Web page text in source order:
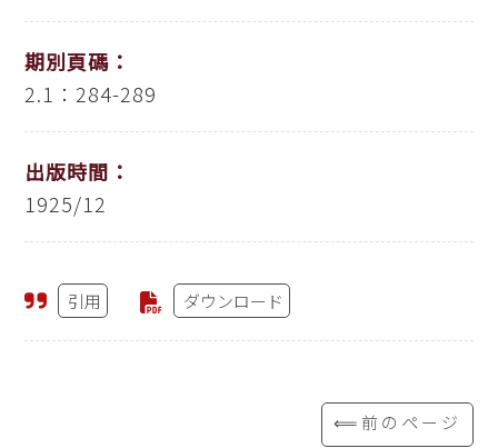
期別頁碼：
2.1：284-289
出版時間：
1925/12
引用 ダウンロード
⟸前のページ